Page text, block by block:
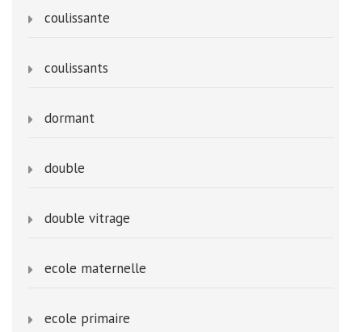
coulissante
coulissants
dormant
double
double vitrage
ecole maternelle
ecole primaire